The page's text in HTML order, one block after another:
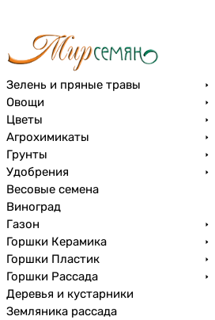
Зелень и пряные травы
Овощи
Цветы
Агрохимикаты
Грунты
Удобрения
Весовые семена
Виноград
Газон
Горшки Керамика
Горшки Пластик
Горшки Рассада
Деревья и кустарники
Земляника рассада